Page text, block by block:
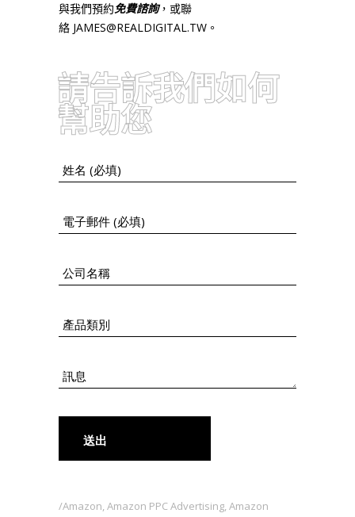
與我們預約免費諮詢，或聯
絡 JAMES@REALDIGITAL.TW。
請告訴我們如何
幫助您
送出
Amazon, Amazon PPC Advertising, Amazon